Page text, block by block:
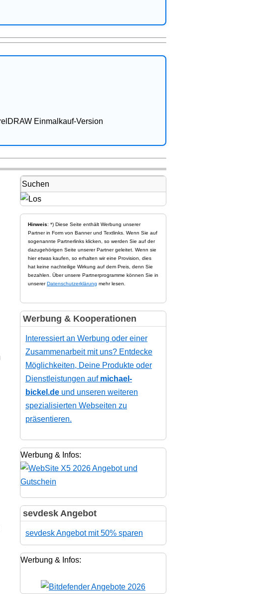
Einmalkauf-Version
Hinweis: *) Diese Seite enthält Werbung unserer
Partner in Form von Banner und Textlinks. Wenn Sie auf
sogenannte Partnerlinks klicken, so werden Sie auf der
dazugehörigen Seite unserer Partner geleitet. Wenn sie
hier etwas kaufen, so erhalten wir eine Provision, dies
hat keine nachteilige Wirkung auf dem Preis, denn Sie
bezahlen. Über unsere Partnerprogramme können Sie in
unsererDatenschutzerklärung mehr lesen.
Werbung & Kooperationen
Interessiert an Werbung oder einer
Zusammenarbeit mit uns? Entdecke
Möglichkeiten, Deine Produkte oder
Dienstleistungen auf michael-
bickel.de und unseren weiteren
spezialisierten Webseiten zu
präsentieren.
Werbung & Infos:
sevdesk Angebot
sevdesk Angebot mit 50% sparen
Werbung & Infos: